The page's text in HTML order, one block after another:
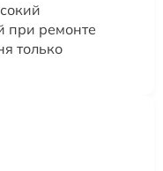
при ремонте
только